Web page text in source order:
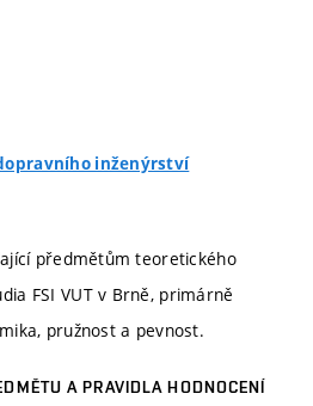
inženýrství
předmětům teoretického
FSI VUT v Brně, primárně
pružnost a pevnost.
A PRAVIDLA HODNOCENÍ